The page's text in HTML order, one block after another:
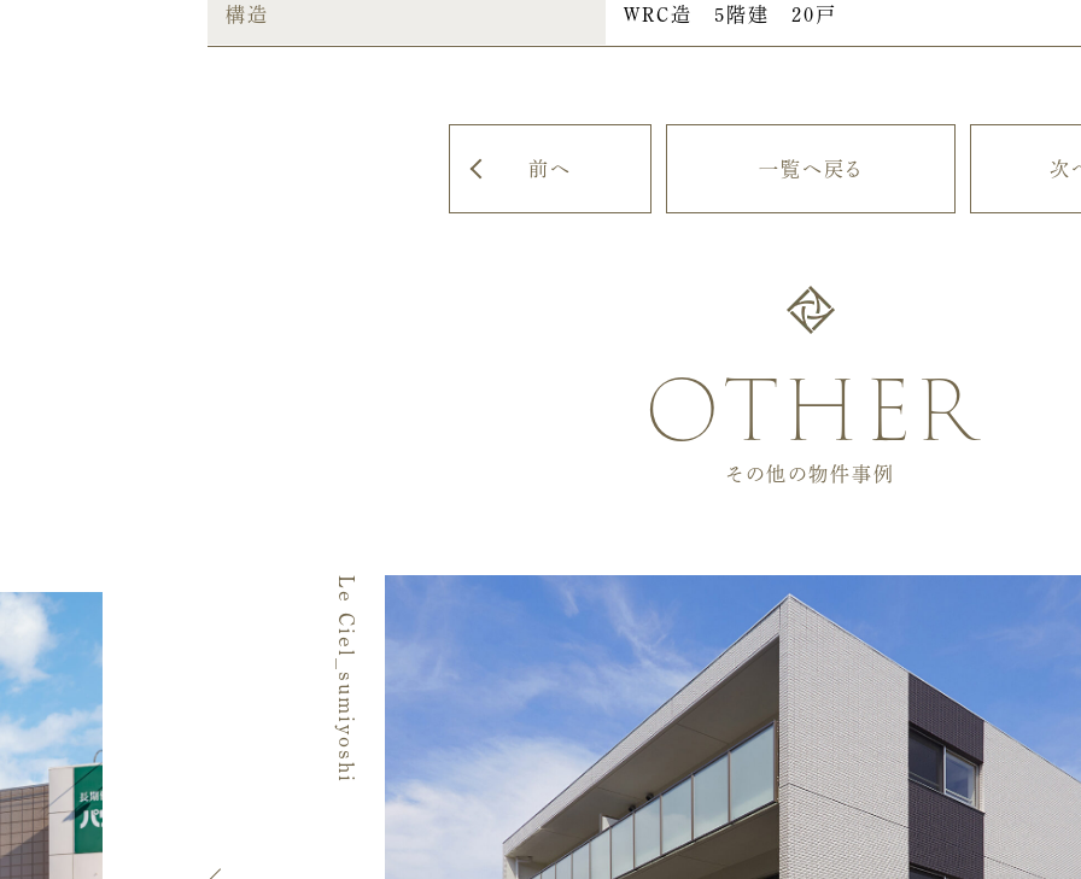
構造 WRC造 5階建 20戸
前へ 一覧へ戻る 次
other
その他の物件事例
Le Ciel_sumiyoshi